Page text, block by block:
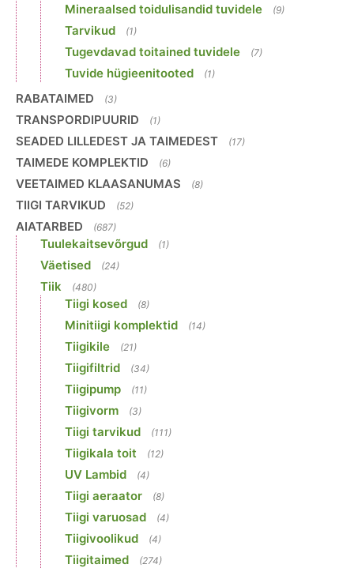
Mineraalsed toidulisandid tuvidele (9)
Tarvikud (1)
Tugevdavad toitained tuvidele (7)
Tuvide hügieenitooted (1)
RABATAIMED (3)
TRANSPORDIPUURID (1)
SEADED LILLEDEST JA TAIMEDEST (17)
TAIMEDE KOMPLEKTID (6)
VEETAIMED KLAASANUMAS (8)
TIIGI TARVIKUD (52)
AIATARBED (687)
Tuulekaitsevõrgud (1)
Väetised (24)
Tiik (480)
Tiigi kosed (8)
Minitiigi komplektid (14)
Tiigikile (21)
Tiigifiltrid (34)
Tiigipump (11)
Tiigivorm (3)
Tiigi tarvikud (111)
Tiigikala toit (12)
UV Lambid (4)
Tiigi aeraator (8)
Tiigi varuosad (4)
Tiigivoolikud (4)
Tiigitaimed (274)